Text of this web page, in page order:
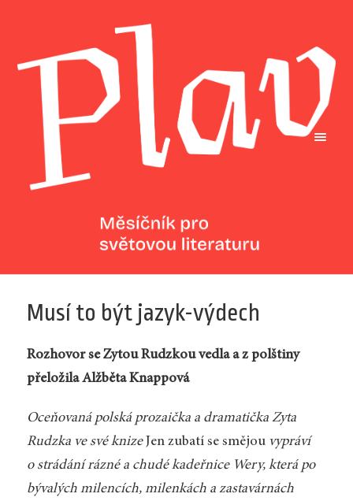
Musí to být jazyk-výdech
Rozhovor se Zytou Rudzkou vedla a z polštiny
přeložila Alžběta Knappová
Oceňovaná polská prozaička a dramatička Zyta
Rudzka ve své knize Jen zubatí se smějouvypráví
o strádání rázné a chudé kadeřnice Wery, která po
bývalých milencích, milenkách a zastavárnách